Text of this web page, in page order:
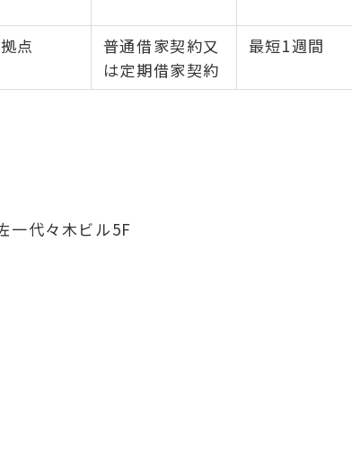
点
普通借家契約又
は定期借家契約
最短1週間
一代々木ビル5F